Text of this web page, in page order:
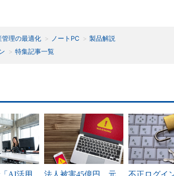
管理の最適化 ノートPC
製品解説
特集記事一覧